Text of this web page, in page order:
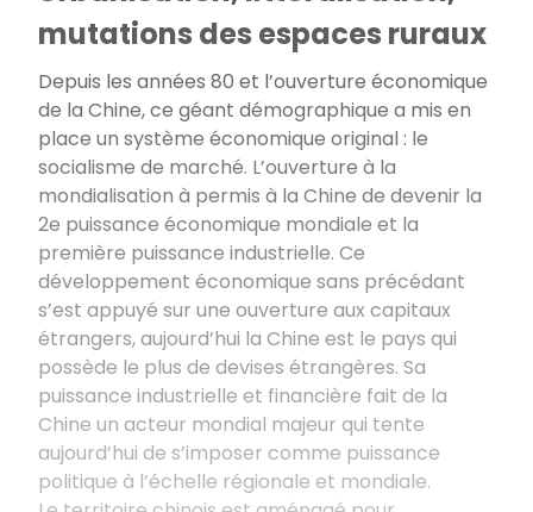
mutations des espaces ruraux
Depuis les années 80 et l’ouverture économique
de la Chine, ce géant démographique a mis en
place un système économique original : le
socialisme de marché. L’ouverture à la
mondialisation à permis à la Chine de devenir la
2e puissance économique mondiale et la
première puissance industrielle. Ce
développement économique sans précédant
s’est appuyé sur une ouverture aux capitaux
étrangers, aujourd’hui la Chine est le pays qui
possède le plus de devises étrangères. Sa
puissance industrielle et financière fait de la
Chine un acteur mondial majeur qui tente
aujourd’hui de s’imposer comme puissance
politique à l’échelle régionale et mondiale.